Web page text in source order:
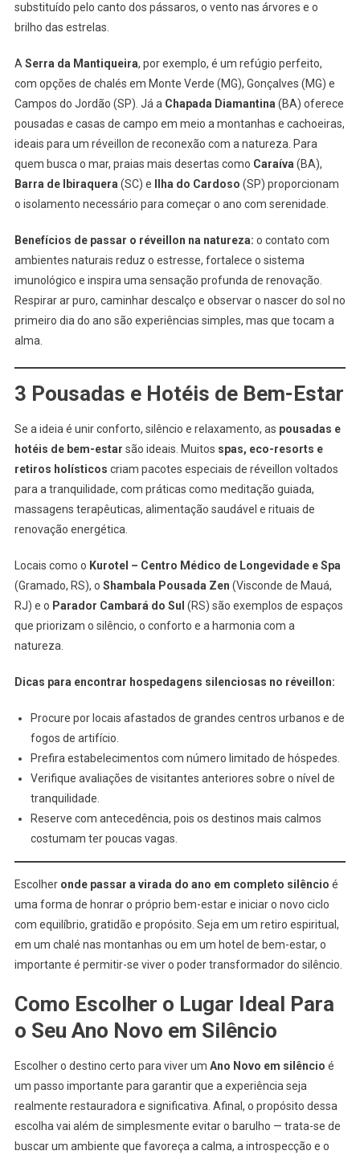
substituído pelo canto dos pássaros, o vento nas árvores e o
brilho das estrelas.
A Serra da Mantiqueira, por exemplo, é um refúgio perfeito,
com opções de chalés em Monte Verde (MG), Gonçalves (MG) e
Campos do Jordão (SP). Já a Chapada Diamantina (BA) oferece
pousadas e casas de campo em meio a montanhas e cachoeiras,
ideais para um réveillon de reconexão com a natureza. Para
quem busca o mar, praias mais desertas como Caraíva (BA),
Barra de Ibiraquera (SC) e Ilha do Cardoso (SP) proporcionam
o isolamento necessário para começar o ano com serenidade.
Benefícios de passar o réveillon na natureza: o contato com
ambientes naturais reduz o estresse, fortalece o sistema
imunológico e inspira uma sensação profunda de renovação.
Respirar ar puro, caminhar descalço e observar o nascer do sol no
primeiro dia do ano são experiências simples, mas que tocam a
alma.
3 Pousadas e Hotéis de Bem-Estar
Se a ideia é unir conforto, silêncio e relaxamento, as pousadas e
hotéis de bem-estar são ideais. Muitos spas, eco-resorts e
retiros holísticos criam pacotes especiais de réveillon voltados
para a tranquilidade, com práticas como meditação guiada,
massagens terapêuticas, alimentação saudável e rituais de
renovação energética.
Locais como o Kurotel – Centro Médico de Longevidade e Spa
(Gramado, RS), o Shambala Pousada Zen (Visconde de Mauá,
RJ) e o Parador Cambará do Sul (RS) são exemplos de espaços
que priorizam o silêncio, o conforto e a harmonia com a
natureza.
Dicas para encontrar hospedagens silenciosas no réveillon:
Procure por locais afastados de grandes centros urbanos e de
fogos de artifício.
Prefira estabelecimentos com número limitado de hóspedes.
Verifique avaliações de visitantes anteriores sobre o nível de
tranquilidade.
Reserve com antecedência, pois os destinos mais calmos
costumam ter poucas vagas.
Escolher onde passar a virada do ano em completo silêncio é
uma forma de honrar o próprio bem-estar e iniciar o novo ciclo
com equilíbrio, gratidão e propósito. Seja em um retiro espiritual,
em um chalé nas montanhas ou em um hotel de bem-estar, o
importante é permitir-se viver o poder transformador do silêncio.
Como Escolher o Lugar Ideal Para
o Seu Ano Novo em Silêncio
Escolher o destino certo para viver um Ano Novo em silêncio é
um passo importante para garantir que a experiência seja
realmente restauradora e significativa. Afinal, o propósito dessa
escolha vai além de simplesmente evitar o barulho — trata-se de
buscar um ambiente que favoreça a calma, a introspecção e o